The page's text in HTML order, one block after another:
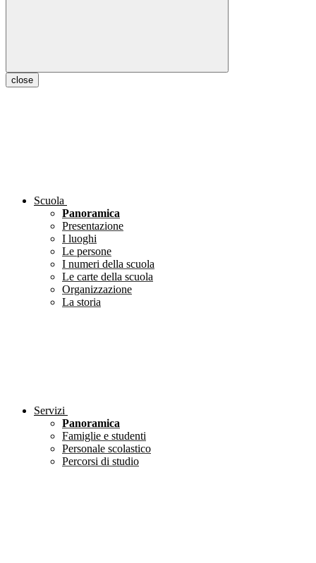
close
Scuola
Panoramica
Presentazione
I luoghi
Le persone
I numeri della scuola
Le carte della scuola
Organizzazione
La storia
Servizi
Panoramica
Famiglie e studenti
Personale scolastico
Percorsi di studio